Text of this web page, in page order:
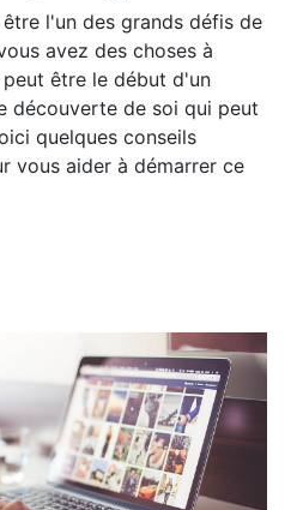
l'un des grands défis de
avez des choses à
être le début d'un
découverte de soi qui peut
quelques conseils
vous aider à démarrer ce